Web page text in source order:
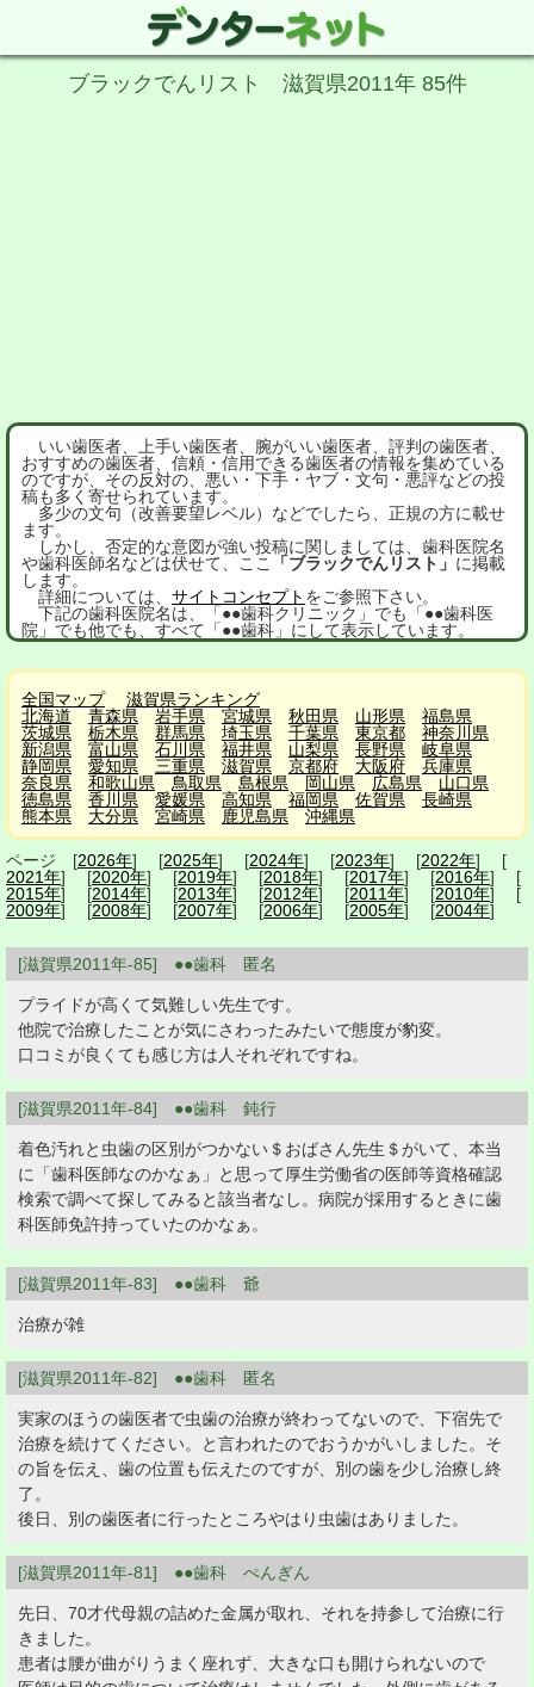
ブラックでんリスト 滋賀県2011年 85件
いい歯医者、上手い歯医者、腕がいい歯医者、評判の歯医者、
おすすめの歯医者、信頼・信用できる歯医者の情報を集めている
のですが、その反対の、悪い・下手・ヤブ・文句・悪評などの投
稿も多く寄せられています。
多少の文句（改善要望レベル）などでしたら、正規の方に載せ
ます。
しかし、否定的な意図が強い投稿に関しましては、歯科医院名
や歯科医師名などは伏せて、ここ
「ブラックでんリスト」 に掲載
します。
詳細については、 サイトコンセプト をご参照下さい。
下記の歯科医院名は、「●●歯科クリニック」でも「●●歯科医
院」でも他でも、すべて「●●歯科」にして表示しています。
全国マップ
滋賀県ランキング
北海道
青森県 岩手県 宮城県 秋田県 山形県
福島県
茨城県
栃木県 群馬県 埼玉県 千葉県 東京都
神奈川県
新潟県
富山県 石川県 福井県 山梨県 長野県
岐阜県
静岡県
愛知県 三重県 滋賀県 京都府 大阪府
兵庫県
奈良県
和歌山県 鳥取県 島根県 岡山県 広島県
山口県
徳島県
香川県 愛媛県 高知県 福岡県 佐賀県
長崎県
熊本県
大分県 宮崎県 鹿児島県 沖縄県
ページ [2026年] [2025年] [2024年] [2023年] [2022年] [
2021年] [2020年] [2019年] [2018年] [2017年] [2016年] [
2015年] [2014年] [2013年] [2012年] [2011年] [2010年] [
2009年] [2008年] [2007年] [2006年] [2005年] [2004年]
[滋賀県2011年-85] ●●歯科 匿名
プライドが高くて気難しい先生です。
他院で治療したことが気にさわったみたいで態度が豹変。
口コミが良くても感じ方は人それぞれですね。
[滋賀県2011年-84] ●●歯科 鈍行
着色汚れと虫歯の区別がつかない＄おばさん先生＄がいて、本当
に「歯科医師なのかなぁ」と思って厚生労働省の医師等資格確認
検索で調べて探してみると該当者なし。病院が採用するときに歯
科医師免許持っていたのかなぁ。
[滋賀県2011年-83] ●●歯科 爺
治療が雑
[滋賀県2011年-82] ●●歯科 匿名
実家のほうの歯医者で虫歯の治療が終わってないので、下宿先で
治療を続けてください。と言われたのでおうかがいしました。そ
の旨を伝え、歯の位置も伝えたのですが、別の歯を少し治療し終
了。
後日、別の歯医者に行ったところやはり虫歯はありました。
[滋賀県2011年-81] ●●歯科 ぺんぎん
先日、70才代母親の詰めた金属が取れ、それを持参して治療に行
きました。
患者は腰が曲がりうまく座れず、大きな口も開けられないので